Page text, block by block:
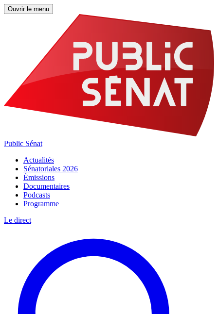
Ouvrir le menu
Public Sénat
Actualités
Sénatoriales 2026
Émissions
Documentaires
Podcasts
Programme
Le direct